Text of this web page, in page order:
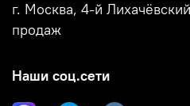
г. Москва, 4-й
продаж
Наши соц.сети